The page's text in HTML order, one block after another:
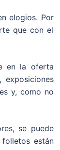
elogios. Por
que con el
en la oferta
exposiciones
y, como no
se puede
están